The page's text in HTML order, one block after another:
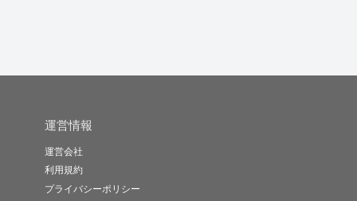
運営情報
運営会社
利用規約
プライバシーポリシー